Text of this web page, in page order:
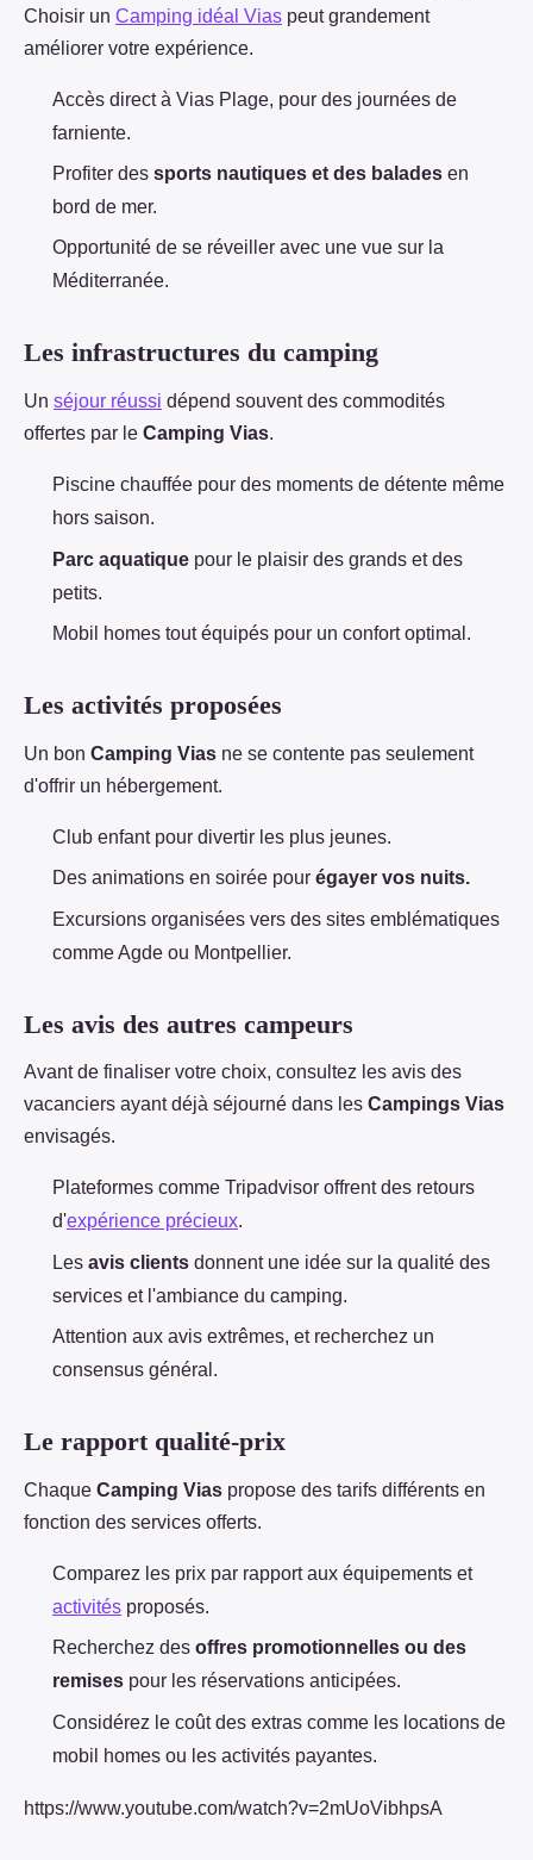
Choisir un Camping idéal Vias peut grandement
améliorer votre expérience.
Accès direct à Vias Plage, pour des journées de
farniente.
Profiter des sports nautiques et des balades en
bord de mer.
Opportunité de se réveiller avec une vue sur la
Méditerranée.
Les infrastructures du camping
Un séjour réussi dépend souvent des commodités
offertes par le Camping Vias.
Piscine chauffée pour des moments de détente même
hors saison.
Parc aquatique pour le plaisir des grands et des
petits.
Mobil homes tout équipés pour un confort optimal.
Les activités proposées
Un bon Camping Vias ne se contente pas seulement
d'offrir un hébergement.
Club enfant pour divertir les plus jeunes.
Des animations en soirée pour égayer vos nuits.
Excursions organisées vers des sites emblématiques
comme Agde ou Montpellier.
Les avis des autres campeurs
Avant de finaliser votre choix, consultez les avis des
vacanciers ayant déjà séjourné dans les Campings Vias
envisagés.
Plateformes comme Tripadvisor offrent des retours
d'expérience précieux.
Les avis clients donnent une idée sur la qualité des
services et l'ambiance du camping.
Attention aux avis extrêmes, et recherchez un
consensus général.
Le rapport qualité-prix
Chaque Camping Vias propose des tarifs différents en
fonction des services offerts.
Comparez les prix par rapport aux équipements et
activités proposés.
Recherchez des offres promotionnelles ou des
remises pour les réservations anticipées.
Considérez le coût des extras comme les locations de
mobil homes ou les activités payantes.
https://www.youtube.com/watch?v=2mUoVibhpsA